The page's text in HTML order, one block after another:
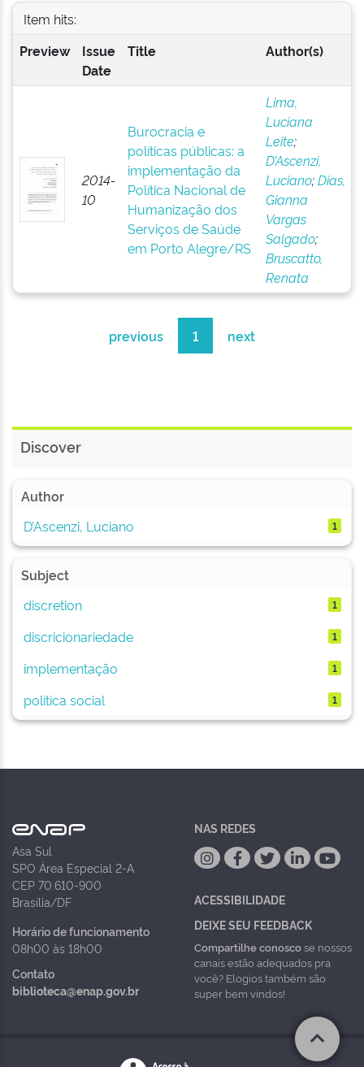
Item hits:
Preview
Issue
Date
Title Author(s)
2014-
10
Burocracia e
políticas públicas: a
implementação da
Política Nacional de
Humanização dos
Serviços de Saúde
em Porto Alegre/RS
Lima,
Luciana
Leite;
D’Ascenzi,
Luciano;Dias,
Gianna
Vargas
Salgado;
Bruscatto,
Renata
previous 1 next
Discover
Author
D’Ascenzi, Luciano
1
Subject
discretion
1
discricionariedade 1
implementação 1
política social 1
Asa Sul
SPO Área Especial 2-A
CEP 70.610-900
Brasília/DF
Horário de funcionamento
08h00 às 18h00
Contato
biblioteca@enap.gov.br
NAS REDES
ACESSIBILIDADE
DEIXE SEU FEEDBACK
Compartilhe conoscose nossos
canais estão adequados pra
você? Elogios também são
super bem vindos!